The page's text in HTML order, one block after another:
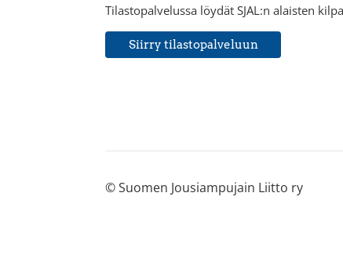
Tilastopalvelussa löydät SJAL:n alaisten
Siirry tilastopalveluun
©Suomen Jousiampujain Liitto ry